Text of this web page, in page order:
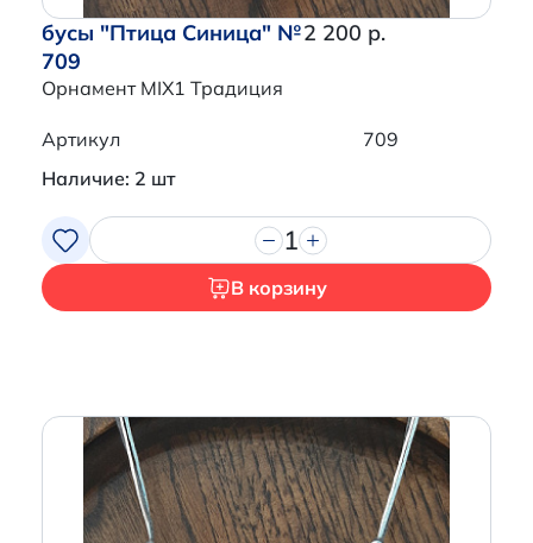
Итого:
бусы "Птица Синица" №
709
Орнамент MIX1 Традиция
2 200 р.
Артикул
709
Наличие: 2 шт
1
В корзину